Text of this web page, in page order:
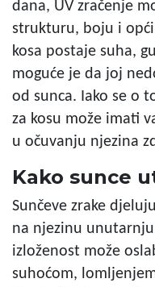
dana, UV zračenje
strukturu, boju i opći
kosa postaje suha,
moguće je da joj
od sunca. Iako se o
za kosu može imati
u očuvanju njezina
Kako sunce
Sunčeve zrake
na njezinu
izloženost može
suhoćom,